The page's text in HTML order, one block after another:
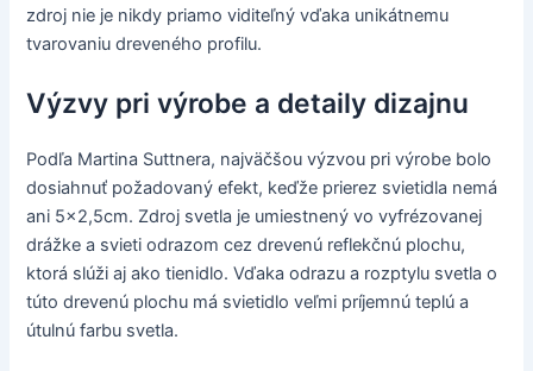
zdroj nie je nikdy priamo viditeľný vďaka unikátnemu
tvarovaniu dreveného profilu.
Výzvy pri výrobe a detaily dizajnu
Podľa Martina Suttnera, najväčšou výzvou pri výrobe bolo
dosiahnuť požadovaný efekt, keďže prierez svietidla nemá
ani 5x2,5cm. Zdroj svetla je umiestnený vo vyfrézovanej
drážke a svieti odrazom cez drevenú reflekčnú plochu,
ktorá slúži aj ako tienidlo. Vďaka odrazu a rozptylu svetla o
túto drevenú plochu má svietidlo veľmi príjemnú teplú a
útulnú farbu svetla.